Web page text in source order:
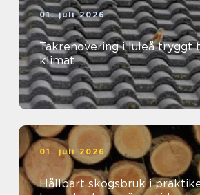
01. juli 2026
Takrenovering i luleå tryggt tak för tufft
klimat
01. juli 2026
Hållbart skogsbruk i praktiken så